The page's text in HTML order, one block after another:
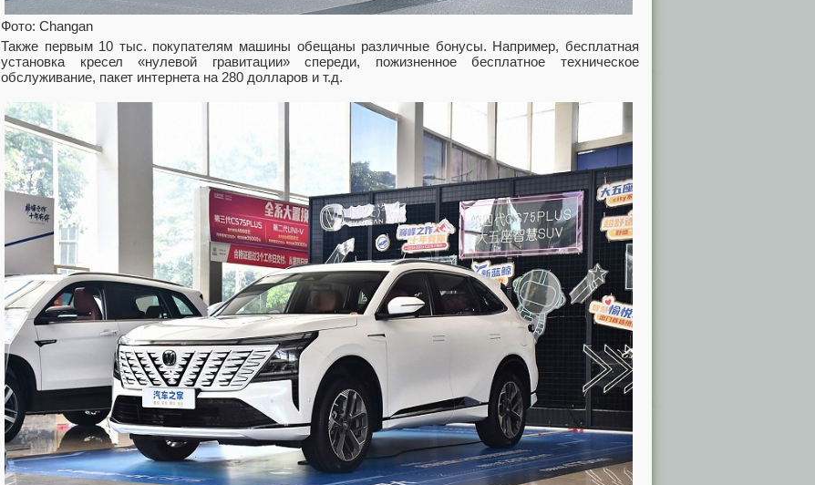
Фото: Changan
Также первым 10 тыс. покупателям машины обещаны различные бонусы. Например, бесплатная
установка кресел «нулевой гравитации» спереди, пожизненное бесплатное техническое
обслуживание, пакет интернета на 280 долларов и т.д.